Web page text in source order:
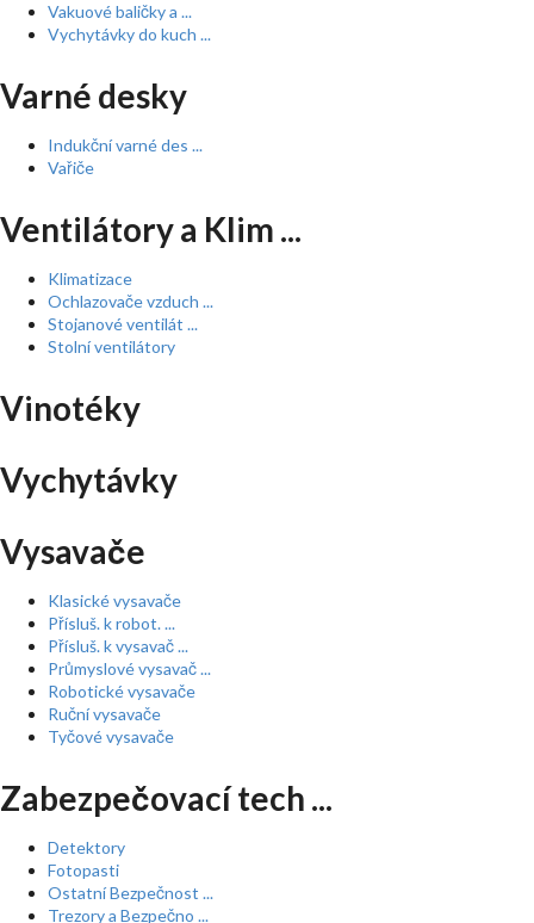
Vakuové baličky a ...
Vychytávky do kuch ...
Varné desky
Indukční varné des ...
Vařiče
Ventilátory a Klim ...
Klimatizace
Ochlazovače vzduch ...
Stojanové ventilát ...
Stolní ventilátory
Vinotéky
Vychytávky
Vysavače
Klasické vysavače
Přísluš. k robot. ...
Přísluš. k vysavač ...
Průmyslové vysavač ...
Robotické vysavače
Ruční vysavače
Tyčové vysavače
Zabezpečovací tech ...
Detektory
Fotopasti
Ostatní Bezpečnost ...
Trezory a Bezpečno ...